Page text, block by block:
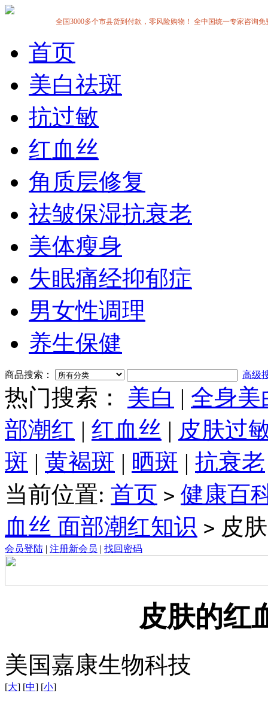
全国3000多个市县货到付款，零风险购物！ 全中国统一专家咨询免
首页
美白祛斑
抗过敏
红血丝
角质层修复
祛皱保湿抗衰老
美体瘦身
失眠痛经抑郁症
男女性调理
养生保健
商品搜索： 高级
热门搜索： 美白 | 全身美
部潮红 | 红血丝 | 皮肤过
斑 | 黄褐斑 | 晒斑 | 抗衰老
当前位置: 首页 > 健康百
血丝 面部潮红知识 > 皮
会员登陆 | 注册新会员 | 找回密码
皮肤的红
美国嘉康生物科技
[大] [中] [小]